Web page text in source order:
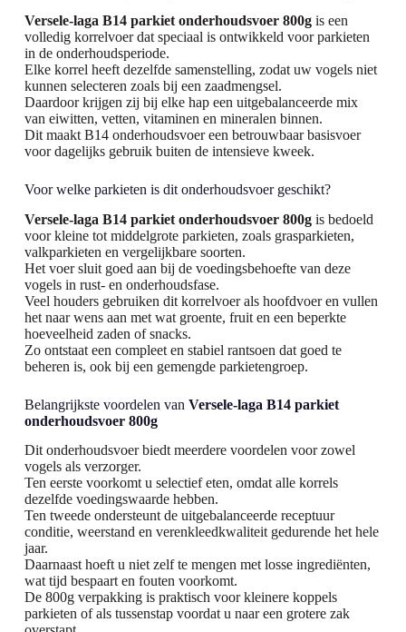
Versele-laga B14 parkiet onderhoudsvoer 800gis een
volledig korrelvoer dat speciaal is ontwikkeld voor parkieten
in de onderhoudsperiode.
Elke korrel heeft dezelfde samenstelling, zodat uw vogels niet
kunnen selecteren zoals bij een zaadmengsel.
Daardoor krijgen zij bij elke hap een uitgebalanceerde mix
van eiwitten, vetten, vitaminen en mineralen binnen.
Dit maakt B14 onderhoudsvoer een betrouwbaar basisvoer
voor dagelijks gebruik buiten de intensieve kweek.
Voor welke parkieten is dit onderhoudsvoer geschikt?
Versele-laga B14 parkiet onderhoudsvoer 800gis bedoeld
voor kleine tot middelgrote parkieten, zoals grasparkieten,
valkparkieten en vergelijkbare soorten.
Het voer sluit goed aan bij de voedingsbehoefte van deze
vogels in rust- en onderhoudsfase.
Veel houders gebruiken dit korrelvoer als hoofdvoer en vullen
het naar wens aan met wat groente, fruit en een beperkte
hoeveelheid zaden of snacks.
Zo ontstaat een compleet en stabiel rantsoen dat goed te
beheren is, ook bij een gemengde parkietengroep.
Belangrijkste voordelen van Versele-laga B14 parkiet
onderhoudsvoer 800g
Dit onderhoudsvoer biedt meerdere voordelen voor zowel
vogels als verzorger.
Ten eerste voorkomt u selectief eten, omdat alle korrels
dezelfde voedingswaarde hebben.
Ten tweede ondersteunt de uitgebalanceerde receptuur
conditie, weerstand en verenkleedkwaliteit gedurende het hele
jaar.
Daarnaast hoeft u niet zelf te mengen met losse ingrediënten,
wat tijd bespaart en fouten voorkomt.
De 800g verpakking is praktisch voor kleinere koppels
parkieten of als tussenstap voordat u naar een grotere zak